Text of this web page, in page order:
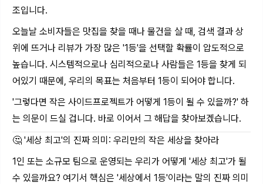
조입니다.
오늘날 소비자들은 맛집을 찾을 때나 물건을 살 때, 검색 결과 상
위에 뜨거나 리뷰가 가장 많은 '1등'을 선택할 확률이 압도적으로
높습니다. 시스템적으로나 심리적으로나 사람들은 1등을 찾게 되
어있기 때문에, 우리의 목표는 처음부터 1등이 되어야 합니다.
'그렇다면 작은 사이드프로젝트가 어떻게 1등이 될 수 있을까?' 하
는 의문이 드실 겁니다. 바로 이어서 그 해답을 찾아보겠습니다.
🤔 '세상 최고'의 진짜 의미: 우리만의 작은 세상을 찾아라
1인 또는 소규모 팀으로 운영되는 우리가 어떻게 '세상 최고'가 될
수 있을까요? 여기서 핵심은 '세상에서 1등'이라는 말의 진짜 의미